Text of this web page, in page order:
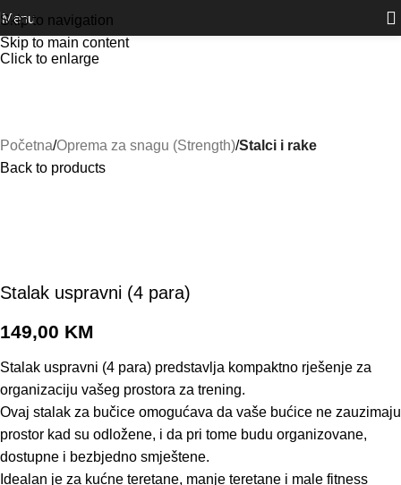
Skip to navigation
Skip to main content
Outlet
Menu
Click to enlarge
Početna Oprema za snagu (Strength) Stalci i rake
Back to products
Stalak uspravni (4 para)
149,00 KM
Stalak uspravni (4 para) predstavlja kompaktno rješenje za
organizaciju vašeg prostora za trening.
Ovaj stalak za bučice omogućava da vaše bućice ne zauzimaju
prostor kad su odložene, i da pri tome budu organizovane,
dostupne i bezbjedno smještene.
Idealan je za kućne teretane, manje teretane i male fitness